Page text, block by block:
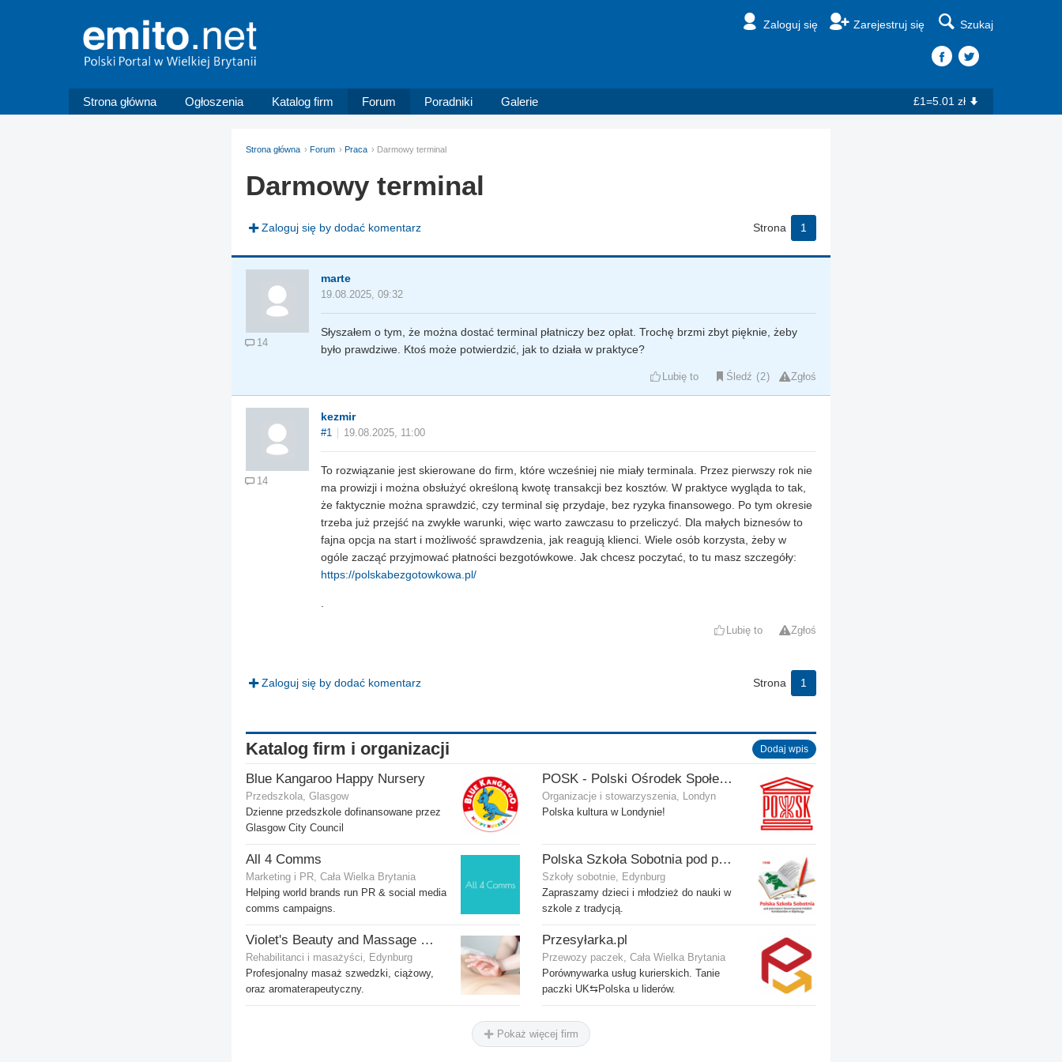
Zaloguj się Zarejestruj się Szukaj
Strona główna Ogłoszenia Katalog firm Forum Poradniki Galerie £1=5.01 zł
Strona główna Forum Praca Darmowy terminal
Darmowy terminal
Zaloguj się by dodać komentarz Strona 1
14
marte
19.08.2025, 09:32
Słyszałem o tym, że można dostać terminal płatniczy bez opłat. Trochę brzmi zbyt pięknie, żeby
było prawdziwe. Ktoś może potwierdzić, jak to działa w praktyce?
Lubię to Śledź 2 Zgłoś
14
kezmir
#1 19.08.2025, 11:00
To rozwiązanie jest skierowane do firm, które wcześniej nie miały terminala. Przez pierwszy rok nie
ma prowizji i można obsłużyć określoną kwotę transakcji bez kosztów. W praktyce wygląda to tak,
że faktycznie można sprawdzić, czy terminal się przydaje, bez ryzyka finansowego. Po tym okresie
trzeba już przejść na zwykłe warunki, więc warto zawczasu to przeliczyć. Dla małych biznesów to
fajna opcja na start i możliwość sprawdzenia, jak reagują klienci. Wiele osób korzysta, żeby w
ogóle zacząć przyjmować płatności bezgotówkowe. Jak chcesz poczytać, to tu masz szczegóły:
https://polskabezgotowkowa.pl/
.
Lubię to Zgłoś
Zaloguj się by dodać komentarz Strona 1
Katalog firm i organizacji Dodaj wpis
Blue Kangaroo Happy Nursery
Przedszkola, Glasgow
Dzienne przedszkole dofinansowane przez
Glasgow City Council
POSK - Polski Ośrodek Społeczno-Kulturalny
Organizacje i stowarzyszenia, Londyn
Polska kultura w Londynie!
All 4 Comms
Marketing i PR, Cała Wielka Brytania
Helping world brands run PR & social media
comms campaigns.
Polska Szkoła Sobotnia pod patronatem SPK w Edynburgu - Filia Gilmerton
Szkoły sobotnie, Edynburg
Zapraszamy dzieci i młodzież do nauki w
szkole z tradycją.
Violet's Beauty and Massage Studio
Rehabilitanci i masażyści, Edynburg
Profesjonalny masaż szwedzki, ciążowy,
oraz aromaterapeutyczny.
Przesyłarka.pl
Przewozy paczek, Cała Wielka Brytania
Porównywarka usług kurierskich. Tanie
paczki UK⇆Polska u liderów.
Pokaż więcej firm